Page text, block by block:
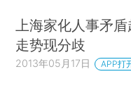
上海家化人事矛
走势现分歧
2013年05月17日 APP打